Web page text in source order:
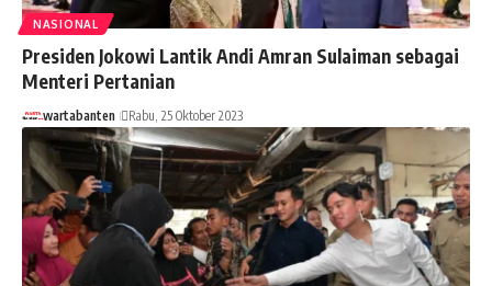
NASIONAL
Presiden Jokowi Lantik Andi Amran Sulaiman sebagai
Menteri Pertanian
wartabanten Rabu, 25 Oktober 2023